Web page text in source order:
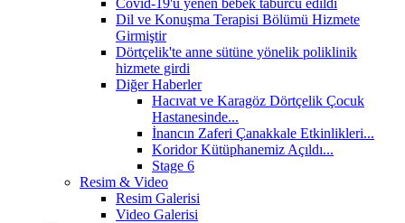
Dil ve Konuşma Terapisi Bölümü Hizmete
Girmiştir
Dörtçelik'te anne sütüne yönelik poliklinik
hizmete girdi
Diğer Haberler
Hacıvat ve Karagöz Dörtçelik Çocuk
Hastanesinde...
İnancın Zaferi Çanakkale Etkinlikleri...
Koridor Kütüphanemiz Açıldı...
Stage 6
Resim & Video
Resim Galerisi
Video Galerisi